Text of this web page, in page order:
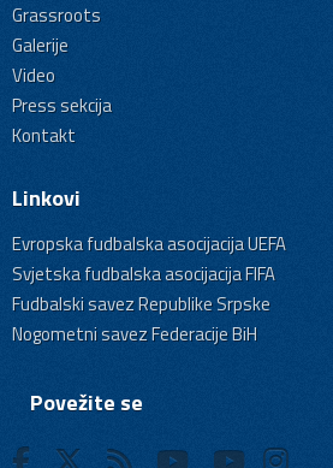
Grassroots
Galerije
Video
Press sekcija
Kontakt
Linkovi
Evropska fudbalska asocijacija UEFA
Svjetska fudbalska asocijacija FIFA
Fudbalski savez Republike Srpske
Nogometni savez Federacije BiH
Povežite se